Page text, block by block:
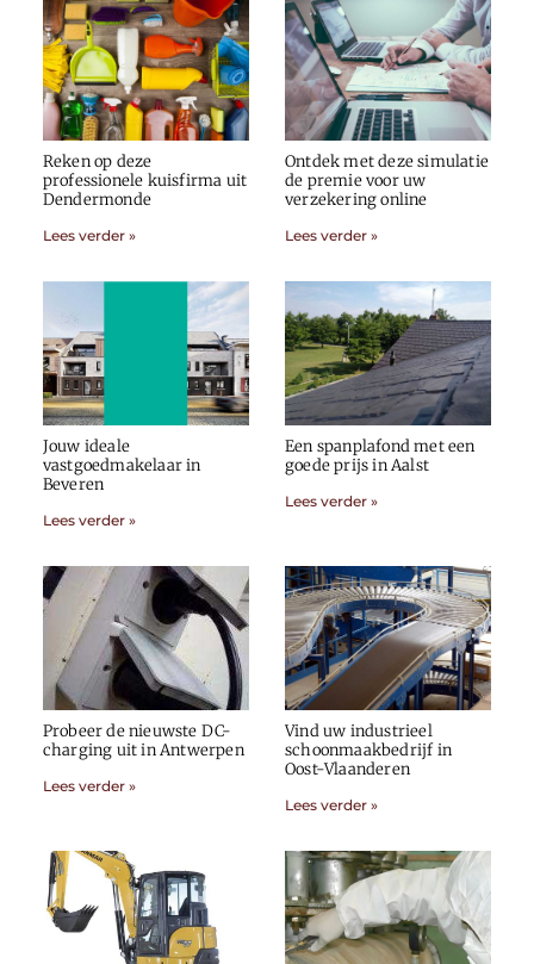
Reken op deze
professionele kuisfirma uit
Dendermonde
Lees verder »
Ontdek met deze simulatie
de premie voor uw
verzekering online
Lees verder »
Jouw ideale
vastgoedmakelaar in
Beveren
Lees verder »
Een spanplafond met een
goede prijs in Aalst
Lees verder »
Probeer de nieuwste DC-
charging uit in Antwerpen
Lees verder »
Vind uw industrieel
schoonmaakbedrijf in
Oost-Vlaanderen
Lees verder »